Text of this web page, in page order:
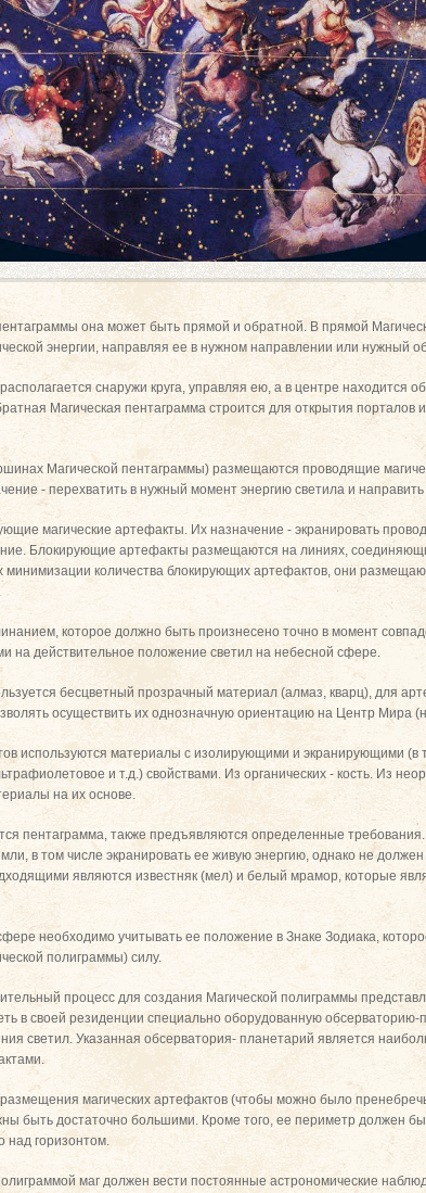
она может быть прямой и обратной. В прямой
энергии, направляя ее в нужном направлении или нужный
снаружи круга, управляя ею, а в центре находится
Магическая пентаграмма строится для открытия порталов
Магической пентаграммы) размещаются проводящие
- перехватить в нужный момент энергию светила и
магические артефакты. Их назначение - экранировать
Блокирующие артефакты размещаются на линиях,
минимизации количества блокирующих артефактов, они
которое должно быть произнесено точно в момент
на действительное положение светил на небесной сфере.
бесцветный прозрачный материал (алмаз, кварц), для
осуществить их однозначную ориентацию на Центр Мира
используются материалы с изолирующими и экранирующими (в
и т.д.) свойствами. Из органических - кость. Из
на их основе.
пентаграмма, также предъявляются определенные
в том числе экранировать ее живую энергию, однако не
являются известняк (мел) и белый мрамор, которые
необходимо учитывать ее положение в Знаке Зодиака,
полиграммы) силу.
процесс для создания Магической полиграммы
в своей резиденции специально оборудованную обсерваторию-
светил. Указанная обсерватория- планетарий является
магических артефактов (чтобы можно было
быть достаточно большими. Кроме того, ее периметр должен
над горизонтом.
маг должен вести постоянные астрономические